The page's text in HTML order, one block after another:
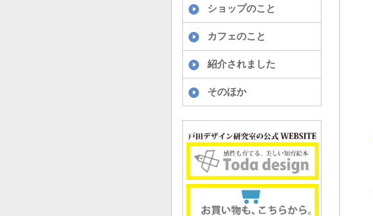
ショップのこと
カフェのこと
紹介されました
そのほか